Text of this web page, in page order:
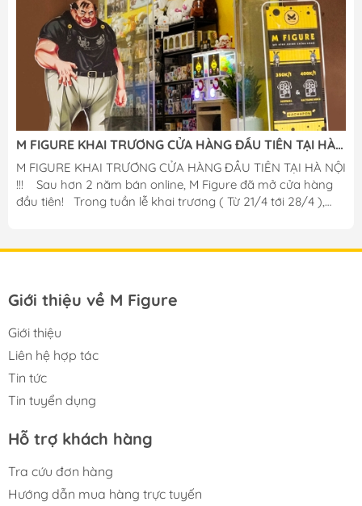
M FIGURE KHAI TRƯƠNG CỬA HÀNG ĐẦU TIÊN TẠI HÀ
NỘI
M FIGURE KHAI TRƯƠNG CỬA HÀNG ĐẦU TIÊN TẠI HÀ NỘI
!!! ️ Sau hơn 2 năm bán online, M Figure đã mở cửa hàng
đầu tiên! Trong tuần lễ khai trương ( Từ 21/4 tới 28/4 ),
cửa hàng! Gacha Figure chỉ : 299k / lượt quay. -- ĐẶC
KHÁCH HÀNG ĐẦU TIÊN tới shop sẽ...
Giới thiệu về M Figure
Giới thiệu
Liên hệ hợp tác
Tin tức
Tin tuyển dụng
Hỗ trợ khách hàng
Tra cứu đơn hàng
Hướng dẫn mua hàng trực tuyến